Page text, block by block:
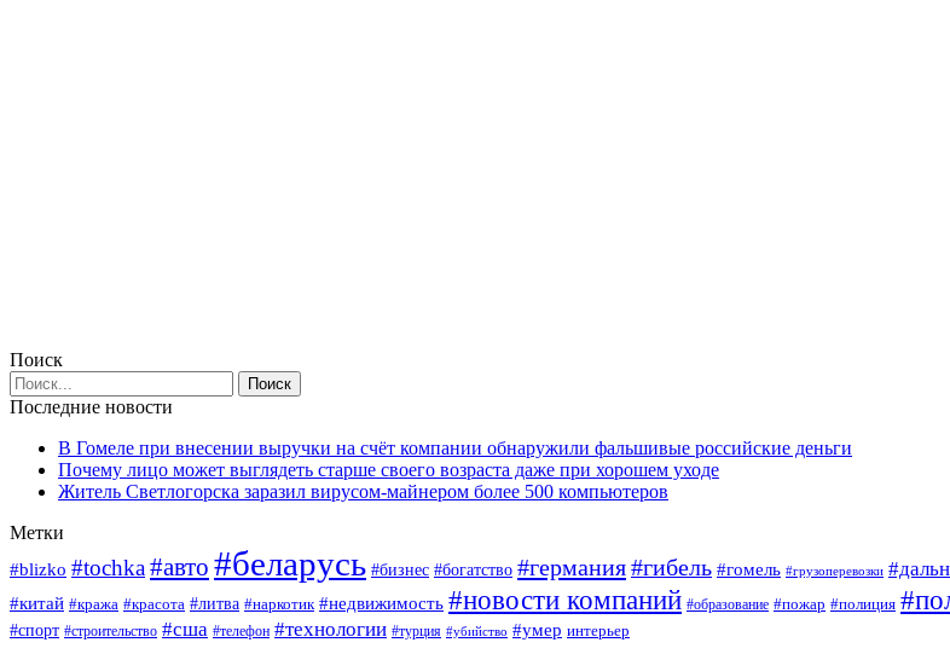
Поиск
Последние новости
В Гомеле при внесении выручки на счёт компании обнаружили фальшивые российские деньги
Почему лицо может выглядеть старше своего возраста даже при хорошем уходе
Житель Светлогорска заразил вирусом-майнером более 500 компьютеров
Метки
#blizko #tochka#авто #беларусь #бизнес #богатство #германия#гибель #гомель #грузоперевозки
#китай #кража #красота #литва #наркотик #недвижимость #новости компаний #образование #пожар #полиция
#спорт #строительство #сша #телефон #технологии #турция #убийство #умер интерьер